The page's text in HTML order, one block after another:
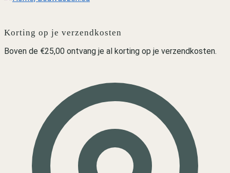
Korting op je verzendkosten
Boven de €25,00 ontvang je al korting op je verzendkosten.